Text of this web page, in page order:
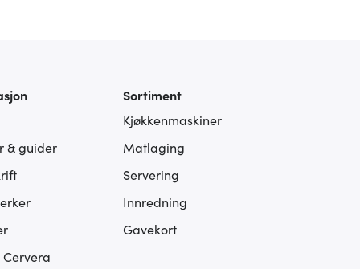
& guider
Cervera
Sortiment
Kjøkkenmaskiner
Matlaging
Servering
Innredning
Gavekort